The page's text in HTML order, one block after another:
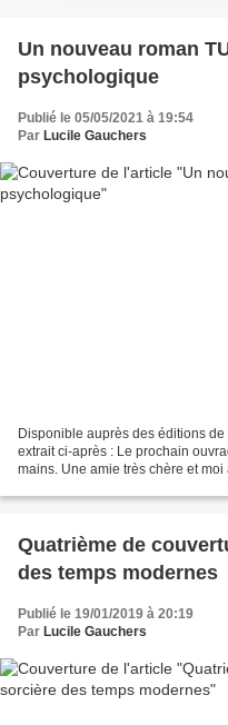
Un nouveau roman
psychologique
Publié le 05/05/2021 à 19:54
Par Lucile Gauchers
Disponible auprès des éditions de
extrait ci-après : Le prochain
mains. Une amie très chère et
Quatrième de
des temps modernes
Publié le 19/01/2019 à 20:19
Par Lucile Gauchers